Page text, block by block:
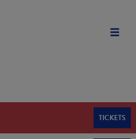
TICKETS